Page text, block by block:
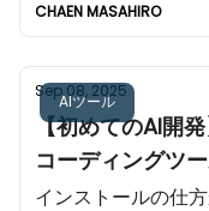
CHAEN MASAHIRO
AIツール
Sep 08, 2025
【初めてのAI開
コーディングツ
インストールの仕